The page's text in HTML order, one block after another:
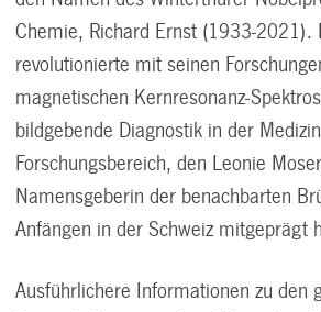
Chemie, Richard Ernst (1933-2021).
revolutionierte mit seinen
magnetischen Kernresonanz-
bildgebende Diagnostik in der
Forschungsbereich, den Leonie
Namensgeberin der benachbarten
Anfängen in der Schweiz mitgeprägt
Ausführlichere Informationen zu den